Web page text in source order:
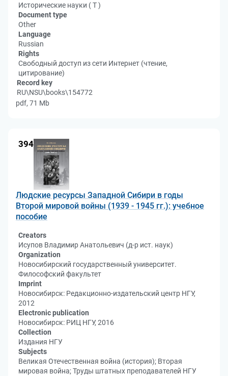
Исторические науки ( Т )
Document type
Other
Language
Russian
Rights
Свободный доступ из сети Интернет (чтение,
цитирование)
Record key
RU\NSU\books\154772
pdf, 71 Mb
394
Людские ресурсы Западной Сибири в годы
Второй мировой войны (1939 - 1945 гг.): учебное
пособие
Creators
Исупов Владимир Анатольевич (д-р ист. наук)
Organization
Новосибирский государственный университет.
Философский факультет
Imprint
Новосибирск: Редакционно-издательский центр НГУ,
2012
Electronic publication
Новосибирск: РИЦ НГУ, 2016
Collection
Издания НГУ
Subjects
Великая Отечественная война (история); Вторая
мировая война; Труды штатных преподавателей НГУ